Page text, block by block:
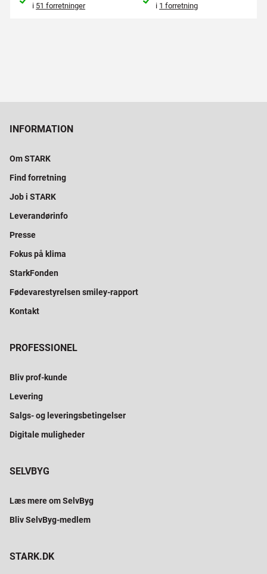
i 51 forretninger
i 1 forretning
INFORMATION
Om STARK
Find forretning
Job i STARK
Leverandørinfo
Presse
Fokus på klima
StarkFonden
Fødevarestyrelsen smiley-rapport
Kontakt
PROFESSIONEL
Bliv prof-kunde
Levering
Salgs- og leveringsbetingelser
Digitale muligheder
SELVBYG
Læs mere om SelvByg
Bliv SelvByg-medlem
STARK.DK